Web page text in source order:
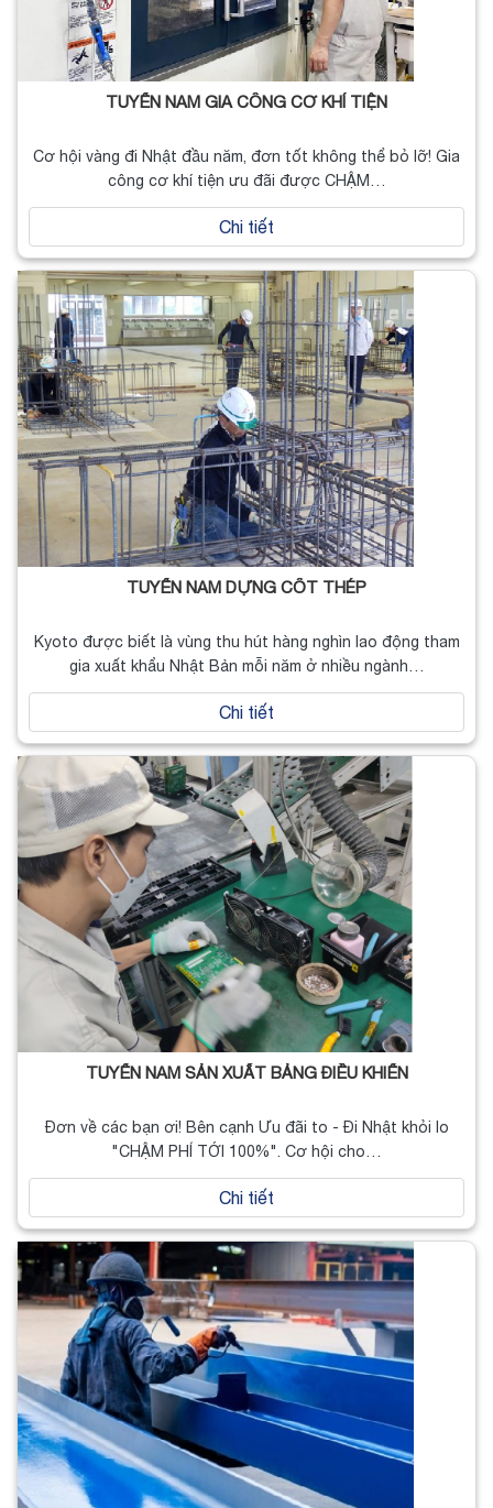
TUYỂN NAM GIA CÔNG CƠ KHÍ TIỆN
Cơ hội vàng đi Nhật đầu năm, đơn tốt không thể bỏ lỡ! Gia
công cơ khí tiện ưu đãi được CHẬM…
Chi tiết
TUYỂN NAM DỰNG CỐT THÉP
Kyoto được biết là vùng thu hút hàng nghìn lao động tham
gia xuất khẩu Nhật Bản mỗi năm ở nhiều ngành…
Chi tiết
TUYỂN NAM SẢN XUẤT BẢNG ĐIỀU KHIỂN
Đơn về các bạn ơi! Bên cạnh Ưu đãi to - Đi Nhật khỏi lo
"CHẬM PHÍ TỚI 100%". Cơ hội cho…
Chi tiết